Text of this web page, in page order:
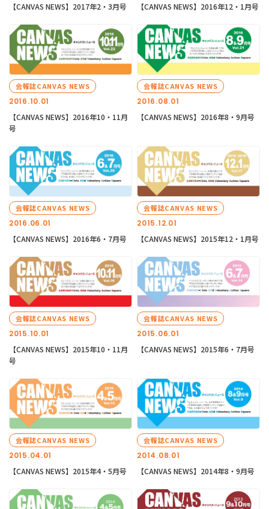
【CANVAS NEWS】2017年2・3月号 【CANVAS NEWS】2016年12・1月号
2016.10.01
会報誌CANVAS NEWS
【CANVAS NEWS】2016年10・11月
号
2016.08.01
会報誌CANVAS NEWS
【CANVAS NEWS】2016年8・9月号
2016.06.01
会報誌CANVAS NEWS
【CANVAS NEWS】2016年6・7月号
2015.12.01
会報誌CANVAS NEWS
【CANVAS NEWS】2015年12・1月号
2015.10.01
会報誌CANVAS NEWS
【CANVAS NEWS】2015年10・11月
号
2015.06.01
会報誌CANVAS NEWS
【CANVAS NEWS】2015年6・7月号
2015.04.01
会報誌CANVAS NEWS
【CANVAS NEWS】2015年4・5月号
2014.08.01
会報誌CANVAS NEWS
【CANVAS NEWS】2014年8・9月号